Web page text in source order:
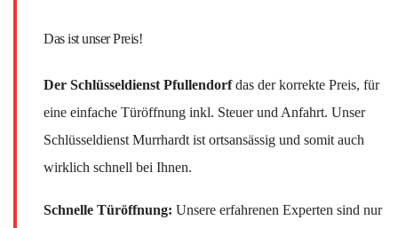
Das ist unser Preis!
Der Schlüsseldienst Pfullendorfdas der korrekte Preis, für
eine einfache Türöffnung inkl. Steuer und Anfahrt. Unser
Schlüsseldienst Murrhardt ist ortsansässig und somit auch
wirklich schnell bei Ihnen.
Schnelle Türöffnung: Unsere erfahrenen Experten sind nur